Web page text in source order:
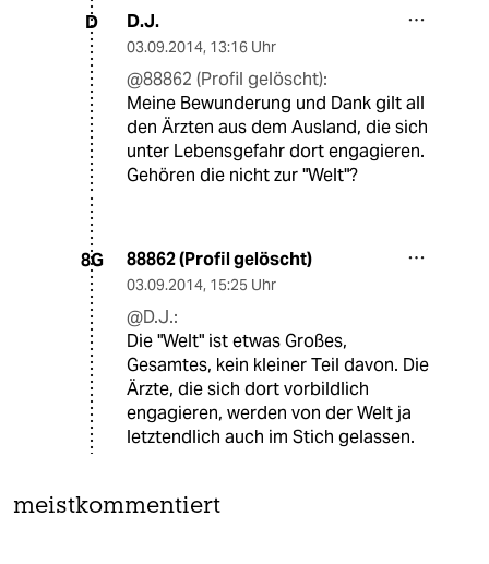
D D.J.
03.09.2014, 13:16 Uhr
@88862 (Profil gelöscht):
Meine Bewunderung und Dank gilt all
den Ärzten aus dem Ausland, die sich
unter Lebensgefahr dort engagieren.
Gehören die nicht zur "Welt"?
8G 88862 (Profil gelöscht)
03.09.2014, 15:25 Uhr
@D.J.:
Die "Welt" ist etwas Großes,
Gesamtes, kein kleiner Teil davon. Die
Ärzte, die sich dort vorbildlich
engagieren, werden von der Welt ja
letztendlich auch im Stich gelassen.
meistkommentiert